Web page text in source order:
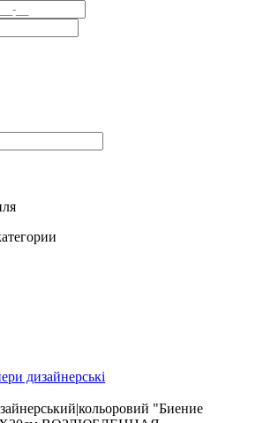
дизайнерські
"Биение